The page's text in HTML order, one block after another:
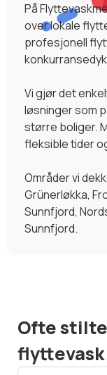
På
over lokale
profesjonell
Vi gjør det
løsninger som
større boliger.
fleksible tider
Områder vi
Grünerløkka,
Sunnfjord,
Sunnfjord.
Ofte